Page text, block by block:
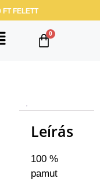
FT FELETT
Leírás
100 %
pamut